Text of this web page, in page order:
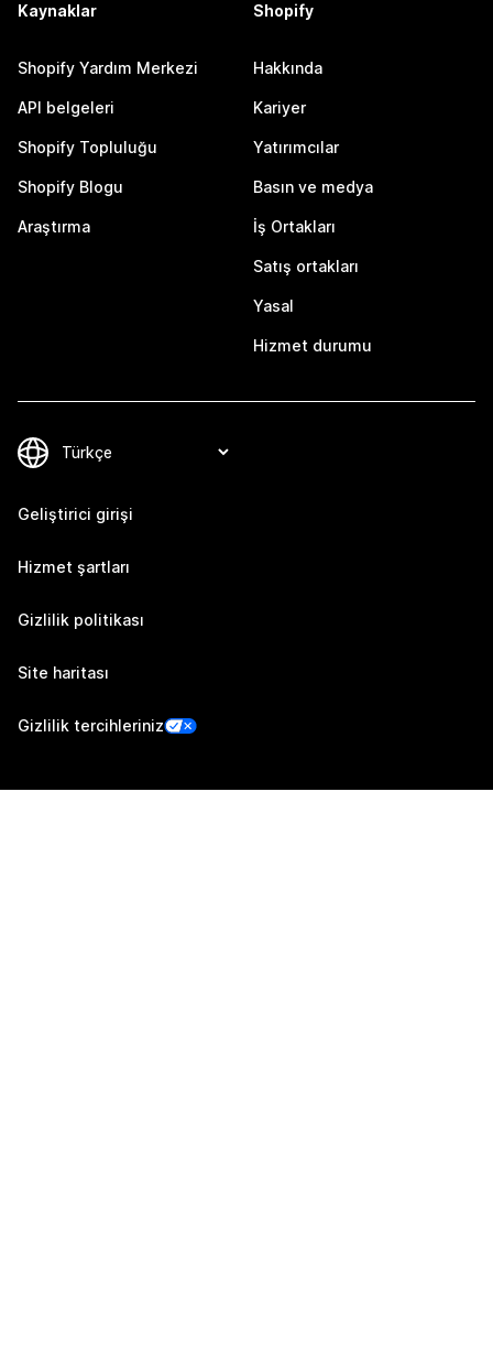
Kaynaklar
Shopify Yardım Merkezi
API belgeleri
Shopify Topluluğu
Shopify Blogu
Araştırma
Shopify
Hakkında
Kariyer
Yatırımcılar
Basın ve medya
İş Ortakları
Satış ortakları
Yasal
Hizmet durumu
Geliştirici girişi
Hizmet şartları
Gizlilik politikası
Site haritası
Gizlilik tercihleriniz